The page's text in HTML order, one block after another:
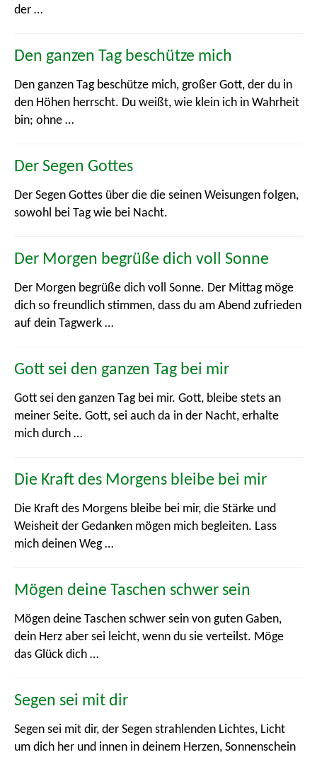
Tiere
Wohlstand
der …
Den ganzen Tag beschütze mich
Den ganzen Tag beschütze mich, großer Gott, der du in
den Höhen herrscht. Du weißt, wie klein ich in Wahrheit
bin; ohne …
Der Segen Gottes
Der Segen Gottes über die die seinen Weisungen folgen,
sowohl bei Tag wie bei Nacht.
Der Morgen begrüße dich voll Sonne
Der Morgen begrüße dich voll Sonne. Der Mittag möge
dich so freundlich stimmen, dass du am Abend zufrieden
auf dein Tagwerk …
Gott sei den ganzen Tag bei mir
Gott sei den ganzen Tag bei mir. Gott, bleibe stets an
meiner Seite. Gott, sei auch da in der Nacht, erhalte
mich durch …
Die Kraft des Morgens bleibe bei mir
Die Kraft des Morgens bleibe bei mir, die Stärke und
Weisheit der Gedanken mögen mich begleiten. Lass
mich deinen Weg …
Mögen deine Taschen schwer sein
Mögen deine Taschen schwer sein von guten Gaben,
dein Herz aber sei leicht, wenn du sie verteilst. Möge
das Glück dich …
Segen sei mit dir
Segen sei mit dir, der Segen strahlenden Lichtes, Licht
um dich her und innen in deinem Herzen, Sonnenschein